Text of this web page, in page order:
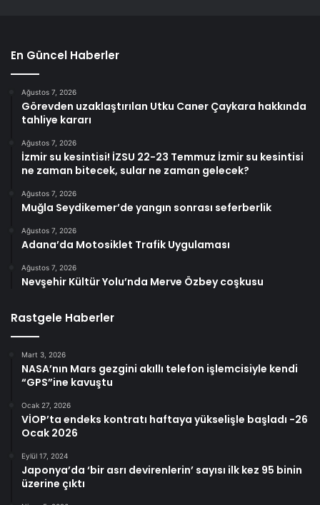
En Güncel Haberler
Ağustos 7, 2026
Görevden uzaklaştırılan Utku Caner Çaykara hakkında
tahliye kararı
Ağustos 7, 2026
İzmir su kesintisi! İZSU 22-23 Temmuz İzmir su kesintisi
ne zaman bitecek, sular ne zaman gelecek?
Ağustos 7, 2026
Muğla Seydikemer’de yangın sonrası seferberlik
Ağustos 7, 2026
Adana’da Motosiklet Trafik Uygulaması
Ağustos 7, 2026
Nevşehir Kültür Yolu’nda Merve Özbey coşkusu
Rastgele Haberler
Mart 3, 2026
NASA’nın Mars gezgini akıllı telefon işlemcisiyle kendi
“GPS”ine kavuştu
Ocak 27, 2026
VİOP’ta endeks kontratı haftaya yükselişle başladı -26
Ocak 2026
Eylül 17, 2024
Japonya’da ‘bir asrı devirenlerin’ sayısı ilk kez 95 binin
üzerine çıktı